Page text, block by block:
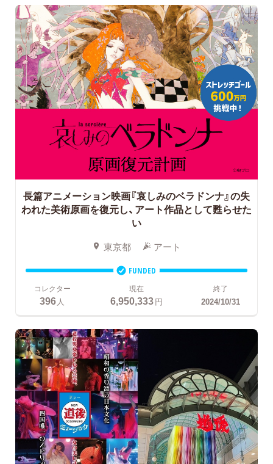
長篇アニメーション映画『哀しみのベラドンナ』の失
われた美術原画を復元し、アート作品として甦らせた
い
東京都 アート
FUNDED
コレクター
396人
現在
6,950,333円
終了
2024/10/31